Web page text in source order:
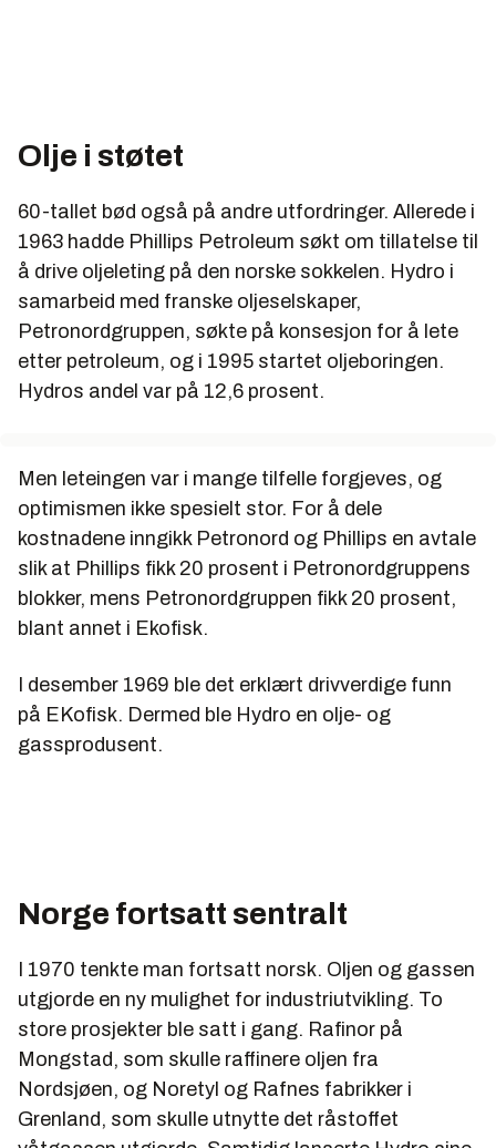
Olje i støtet
60-tallet bød også på andre utfordringer. Allerede i
1963 hadde Phillips Petroleum søkt om tillatelse til
å drive oljeleting på den norske sokkelen. Hydro i
samarbeid med franske oljeselskaper,
Petronordgruppen, søkte på konsesjon for å lete
etter petroleum, og i 1995 startet oljeboringen.
Hydros andel var på 12,6 prosent.
Men leteingen var i mange tilfelle forgjeves, og
optimismen ikke spesielt stor. For å dele
kostnadene inngikk Petronord og Phillips en avtale
slik at Phillips fikk 20 prosent i Petronordgruppens
blokker, mens Petronordgruppen fikk 20 prosent,
blant annet i Ekofisk.
I desember 1969 ble det erklært drivverdige funn
på EKofisk. Dermed ble Hydro en olje- og
gassprodusent.
Norge fortsatt sentralt
I 1970 tenkte man fortsatt norsk. Oljen og gassen
utgjorde en ny mulighet for industriutvikling. To
store prosjekter ble satt i gang. Rafinor på
Mongstad, som skulle raffinere oljen fra
Nordsjøen, og Noretyl og Rafnes fabrikker i
Grenland, som skulle utnytte det råstoffet